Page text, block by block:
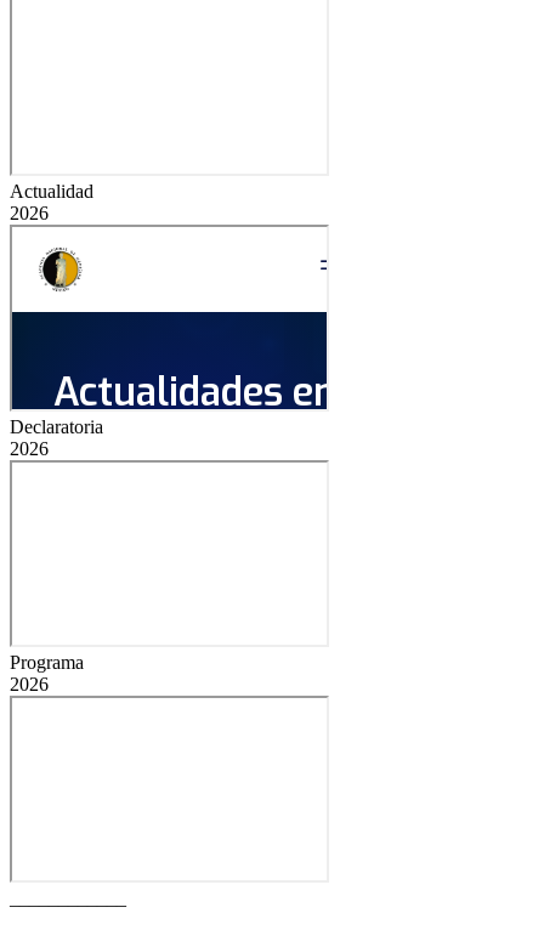
Actualidad
2026
Declaratoria
2026
Programa
2026